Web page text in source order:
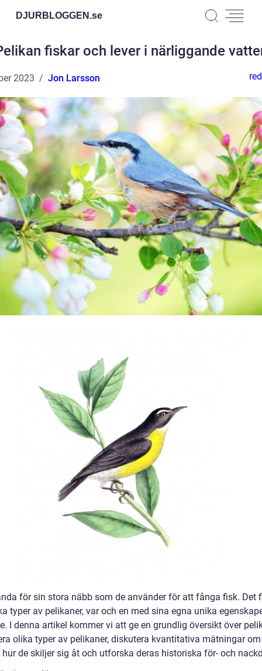
DJURBLOGGEN.se
fiskar och lever i närliggande
2023 Jon Larsson
för sin stora näbb som de använder för att fånga fisk. Det
typer av pelikaner, var och en med sina egna unika
I denna artikel kommer vi att ge en grundlig översikt över
olika typer av pelikaner, diskutera kvantitativa mätningar
de skiljer sig åt och utforska deras historiska för- och